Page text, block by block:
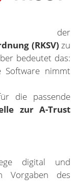
der
(RKSV) zu
bedeutet das:
nimmt
die passende
zur A-Trust
digital und
Vorgaben des